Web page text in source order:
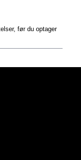
før du optager